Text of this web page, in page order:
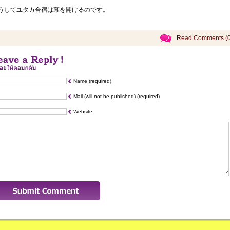
してユタカ合宿は幕を開けるのです。
Read Comments
Name (required)
Mail (will not be published) (required)
Website